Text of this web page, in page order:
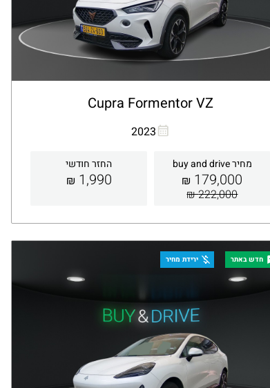
Cupra Formentor VZ
2023
מחיר buy and drive
179,000
₪
222,000 ₪
החזר חודשי
1,990
₪
העתקת קישור Whatsapp
קבלת הצעה
חדש באתר ירידת מחיר